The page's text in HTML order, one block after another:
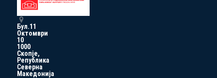
Бул.11
Октомври
10
1000
Скопје,
Република
Северна
Македонија